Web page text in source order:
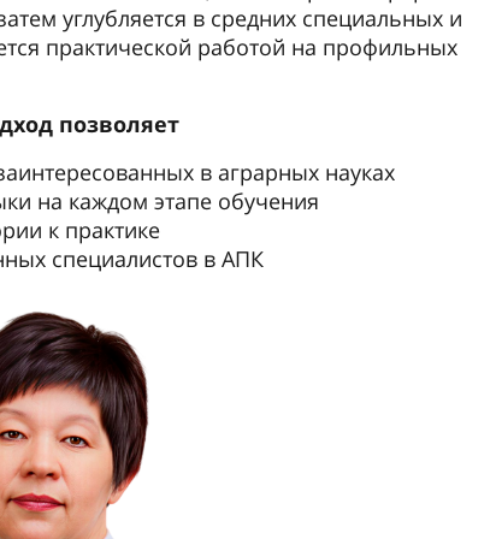
углубляется в средних специальных и
практической работой на профильных
позволяет
в аграрных науках
на каждом этапе обучения
к практике
специалистов в АПК